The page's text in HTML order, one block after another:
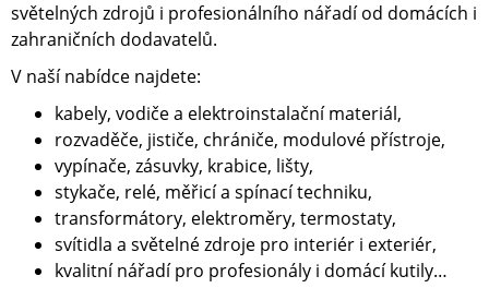
světelných zdrojů i profesionálního nářadí od domácích i
zahraničních dodavatelů.
V naší nabídce najdete:
kabely, vodiče a elektroinstalační materiál,
rozvaděče, jističe, chrániče, modulové přístroje,
vypínače, zásuvky, krabice, lišty,
stykače, relé, měřicí a spínací techniku,
transformátory, elektroměry, termostaty,
svítidla a světelné zdroje pro interiér i exteriér,
kvalitní nářadí pro profesionály i domácí kutily…